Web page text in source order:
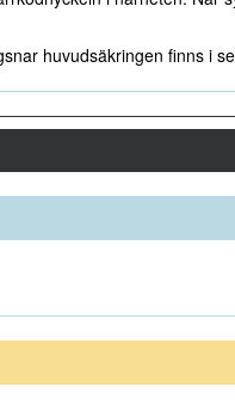
huvudsäkringen finns i